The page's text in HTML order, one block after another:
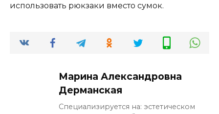
использовать рюкзаки вместо сумок.
Марина Александровна
Дерманская
Специализируется на: эстетическом